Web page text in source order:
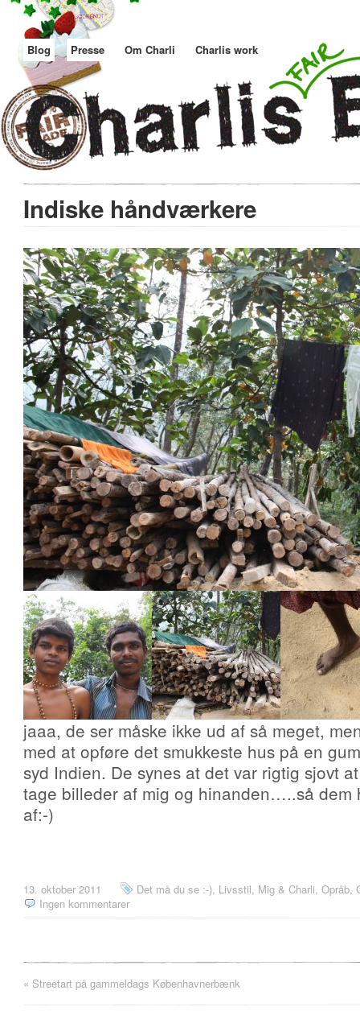
Blog Presse Om Charli Charlis work
Indiske håndværkere
jaaa, de ser måske ikke ud af så meget,
med at opføre det smukkeste hus på en
syd Indien. De synes at det var rigtig sjovt
tage billeder af mig og hinanden…..så dem
af:-)
13. oktober 2011 Det må du se :-), Livsstil, Mig & Charli, Opråb,
Ingen kommentarer
« Streetart på gammeldags Københavnerbænk